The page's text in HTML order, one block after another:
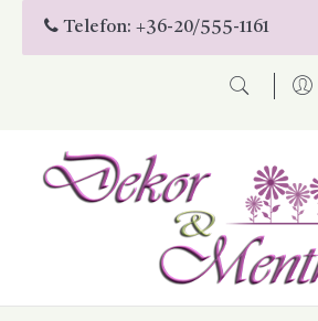
Telefon: +36-20/555-1161